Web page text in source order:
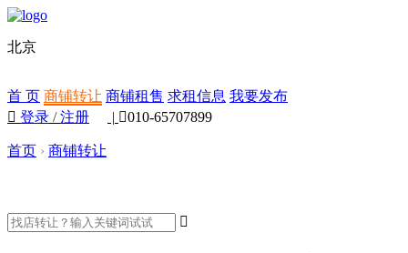
北京
首 页 商铺转让 商铺租售 求租信息 我要发布
 登录 /注册 | 010-65707899
首页 › 商铺转让
